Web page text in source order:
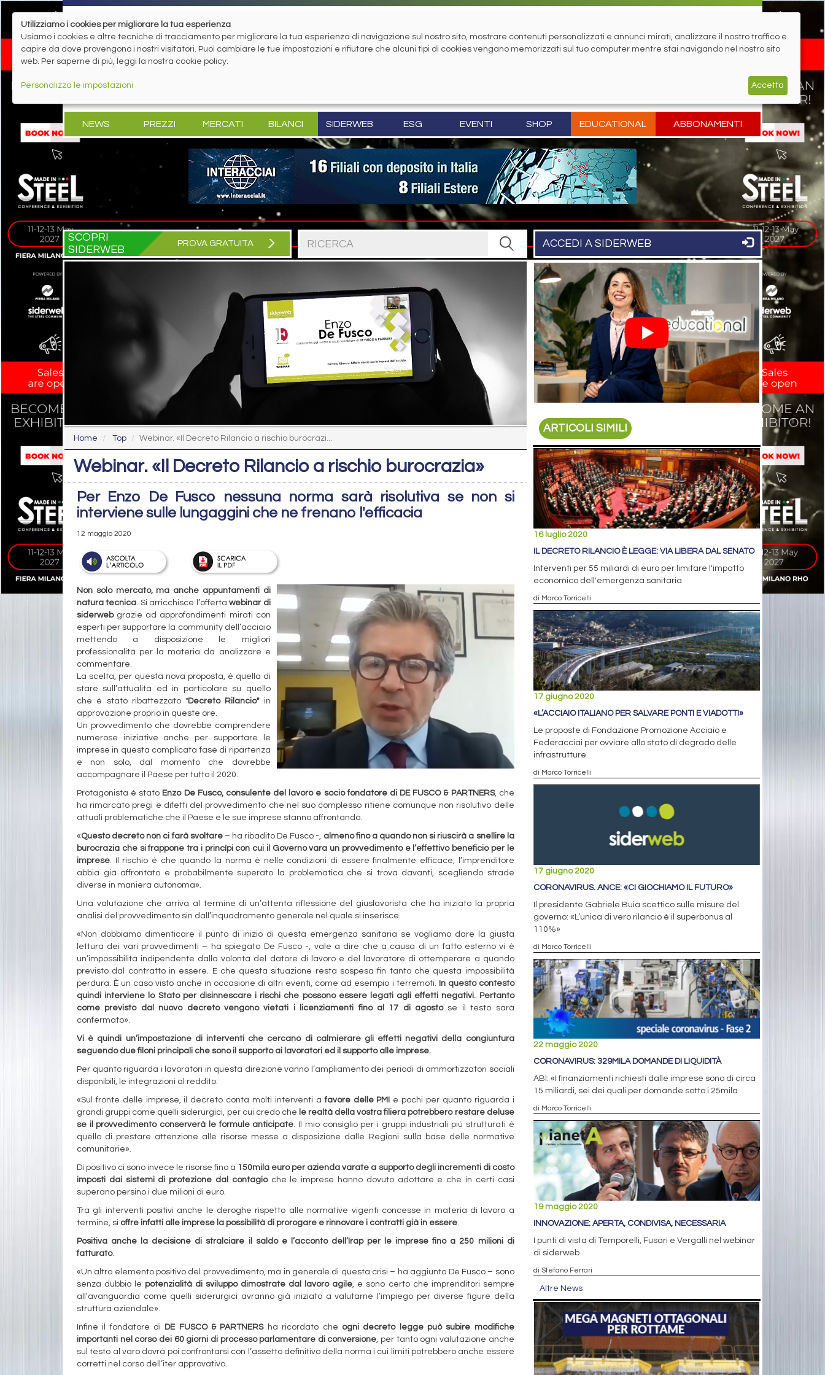
NEWS PREZZI MERCATI BILANCI SIDERWEB ESG EVENTI SHOP EDUCATIONAL ABBONAMENTI
SCOPRI
SIDERWEB
PROVA GRATUITA ACCEDI A SIDERWEB
Home Top Webinar. «Il Decreto Rilancio a rischio burocrazi...
Webinar. «Il Decreto Rilancio a rischio burocrazia»
Per Enzo De Fusco nessuna norma sarà risolutiva se non si
interviene sulle lungaggini che ne frenano l'efficacia
12 maggio 2020
Non solo mercato, ma anche appuntamenti di
natura tecnica. Si arricchisce l’offertawebinar di
siderwebgrazie ad approfondimenti mirati con
esperti per supportare la community dell’acciaio
mettendo a disposizione le migliori
professionalità per la materia da analizzare e
commentare.
La scelta, per questa nova proposta, è quella di
stare sull’attualità ed in particolare su quello
che è stato ribattezzato "Decreto Rilancio"in
approvazione proprio in queste ore.
Un provvedimento che dovrebbe comprendere
numerose iniziative anche per supportare le
imprese in questa complicata fase di ripartenza
e non solo, dal momento che dovrebbe
accompagnare il Paese per tutto il 2020.
Protagonista è stato Enzo De Fusco, consulente del lavoro e socio fondatore di DE FUSCO & PARTNERS, che
ha rimarcato pregi e difetti del provvedimento che nel suo complesso ritiene comunque non risolutivo delle
attuali problematiche che il Paese e le sue imprese stanno affrontando.
«Questo decreto non ci farà svoltare– ha ribadito De Fusco -, almeno fino a quando non si riuscirà a snellire la
burocrazia che si frappone tra i princìpi con cui il Governo vara un provvedimento e l’effettivo beneficio per le
imprese. Il rischio è che quando la norma è nelle condizioni di essere finalmente efficace, l’imprenditore
abbia già affrontato e probabilmente superato la problematica che si trova davanti, scegliendo strade
diverse in maniera autonoma».
Una valutazione che arriva al termine di un’attenta riflessione del giuslavorista che ha iniziato la propria
analisi del provvedimento sin dall’inquadramento generale nel quale si inserisce.
«Non dobbiamo dimenticare il punto di inizio di questa emergenza sanitaria se vogliamo dare la giusta
lettura dei vari provvedimenti – ha spiegato De Fusco -, vale a dire che a causa di un fatto esterno vi è
un’impossibilità indipendente dalla volontà del datore di lavoro e del lavoratore di ottemperare a quando
previsto dal contratto in essere. E che questa situazione resta sospesa fin tanto che questa impossibilità
perdura. È un caso visto anche in occasione di altri eventi, come ad esempio i terremoti. In questo contesto
quindi interviene lo Stato per disinnescare i rischi che possono essere legati agli effetti negativi. Pertanto
come previsto dal nuovo decreto vengono vietati i licenziamenti fino al 17 di agostose il testo sarà
confermato».
Vi è quindi un’impostazione di interventi che cercano di calmierare gli effetti negativi della congiuntura
seguendo due filoni principali che sono il supporto ai lavoratori ed il supporto alle imprese.
Per quanto riguarda i lavoratori in questa direzione vanno l’ampliamento dei periodi di ammortizzatori sociali
disponibili, le integrazioni al reddito.
«Sul fronte delle imprese, il decreto conta molti interventi afavore delle PMI e pochi per quanto riguarda i
grandi gruppi come quelli siderurgici, per cui credo che le realtà della vostra filiera potrebbero restare deluse
se il provvedimento conserverà le formule anticipate. Il mio consiglio per i gruppi industriali più strutturati è
quello di prestare attenzione alle risorse messe a disposizione dalle Regioni sulla base delle normative
comunitarie».
Di positivo ci sono invece le risorse fino a 150mila euro per azienda varate a supporto degli incrementi di costo
imposti dai sistemi di protezione dal contagioche le imprese hanno dovuto adottare e che in certi casi
superano persino i due milioni di euro.
Tra gli interventi positivi anche le deroghe rispetto alle normative vigenti concesse in materia di lavoro a
termine, si offre infatti alle imprese la possibilità di prorogare e rinnovare i contratti già in essere.
Positiva anche la decisione di stralciare il saldo e l’acconto dell’Irap per le imprese fino a 250 milioni di
fatturato.
«Un altro elemento positivo del provvedimento, ma in generale di questa crisi – ha aggiunto De Fusco – sono
senza dubbio le potenzialità di sviluppo dimostrate dal lavoro agile, e sono certo che imprenditori sempre
all'avanguardia come quelli siderurgici avranno già iniziato a valutarne l’impiego per diverse figure della
struttura aziendale».
Infine il fondatore di DE FUSCO & PARTNERSha ricordato che ogni decreto legge può subire modifiche
importanti nel corso dei 60 giorni di processo parlamentare di conversione, per tanto ogni valutazione anche
sul testo al varo dovrà poi confrontarsi con l’assetto definitivo della norma i cui limiti potrebbero anche essere
corretti nel corso dell’iter approvativo.
ARTICOLI SIMILI
16 luglio 2020
IL DECRETO RILANCIO È LEGGE: VIA LIBERA DAL SENATO
Interventi per 55 miliardi di euro per limitare l'impatto
economico dell'emergenza sanitaria
di Marco Torricelli
17 giugno 2020
«L’ACCIAIO ITALIANO PER SALVARE PONTI E VIADOTTI»
Le proposte di Fondazione Promozione Acciaio e
Federacciai per ovviare allo stato di degrado delle
infrastrutture
di Marco Torricelli
17 giugno 2020
CORONAVIRUS. ANCE: «CI GIOCHIAMO IL FUTURO»
Il presidente Gabriele Buia scettico sulle misure del
governo: «L’unica di vero rilancio è il superbonus al
110%»
di Marco Torricelli
22 maggio 2020
CORONAVIRUS: 329MILA DOMANDE DI LIQUIDITÀ
ABI: «I finanziamenti richiesti dalle imprese sono di circa
15 miliardi, sei dei quali per domande sotto i 25mila
di Marco Torricelli
19 maggio 2020
INNOVAZIONE: APERTA, CONDIVISA, NECESSARIA
I punti di vista di Temporelli, Fusari e Vergalli nel webinar
di siderweb
di Stefano Ferrari
Altre News
Utilizziamo i cookies per migliorare la tua esperienza
Usiamo i cookies e altre tecniche di tracciamento per migliorare la tua esperienza di navigazione sul nostro sito, mostrare contenuti personalizzati e annunci mirati, analizzare il nostro traffico e
capire da dove provengono i nostri visitatori. Puoi cambiare le tue impostazioni e rifiutare che alcuni tipi di cookies vengano memorizzati sul tuo computer mentre stai navigando nel nostro sito
web. Per saperne di più, leggi la nostra cookie policy.
Personalizza le impostazioni Accetta